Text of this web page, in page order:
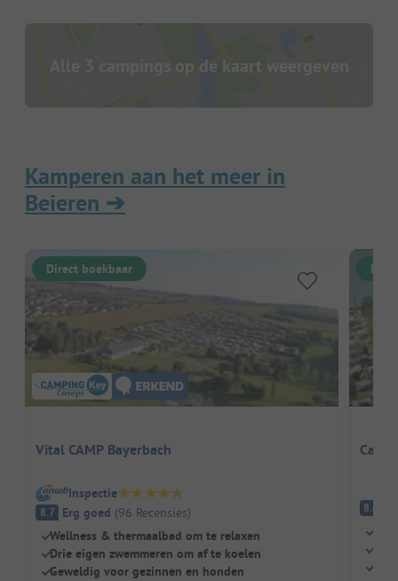
Alle 3 campings op de kaart weergeven
Kamperen aan het meer in
Beieren ➔
Direct boekbaar
Vital CAMP Bayerbach
Inspectie
8.7 Erg goed (96 Recensies)
Wellness & thermaalbad om te relaxen
Drie eigen zwemmeren om af te koelen
Geweldig voor gezinnen en honden
8.4